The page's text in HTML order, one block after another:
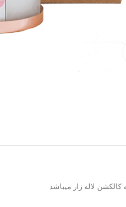
لاله زار میباشد